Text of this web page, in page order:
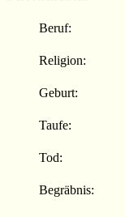
Beruf:
Religion:
Geburt:
Taufe:
Tod:
Begräbnis: